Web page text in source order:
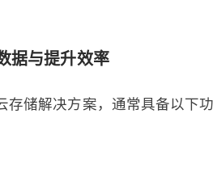
据与提升效率
存储解决方案，通常具备以下